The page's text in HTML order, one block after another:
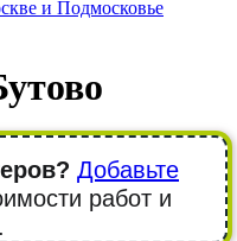
и Подмосковье
Добавьте
работ и